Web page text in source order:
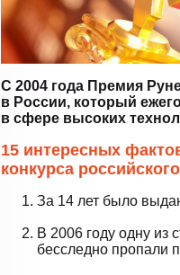
С 2004 года Премия
в России, который
в сфере высоких
15 интересных
конкурса
За 14 лет было
В 2006 году одну из
бесследно пропали